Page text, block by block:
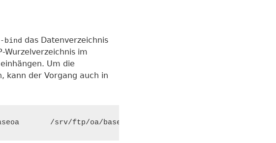
bind das Datenverzeichnis
Wurzelverzeichnis im
Um die
kann der Vorgang auch in
baseoa       /srv/ftp/oa/baseoa      none     ro,bind        0